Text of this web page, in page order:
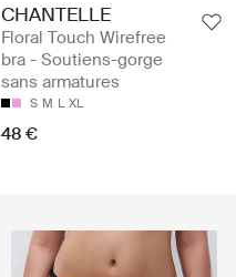
CHANTELLE
Floral Touch Wirefree
bra - Soutiens-gorge
sans armatures
S M L XL
48 €